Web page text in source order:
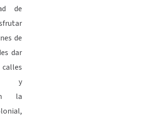
de
de
dar
y
la